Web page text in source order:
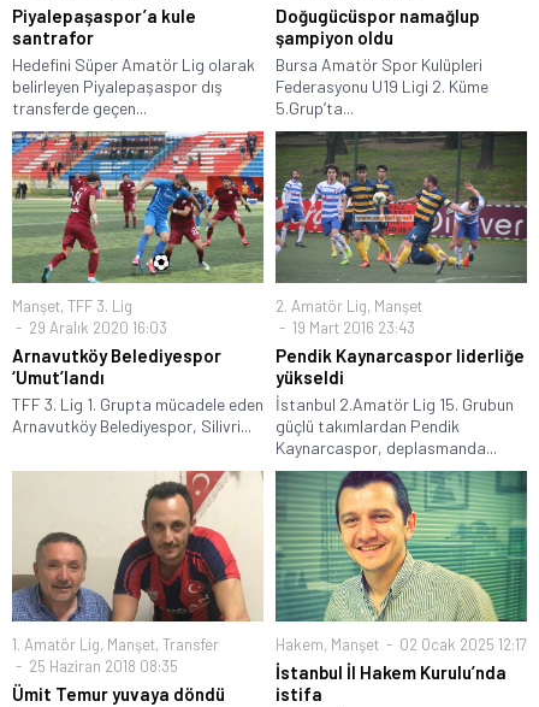
Piyalepaşaspor’a kule
santrafor
Hedefini Süper Amatör Lig olarak
belirleyen Piyalepaşaspor dış
transferde geçen...
Doğugücüspor namağlup
şampiyon oldu
Bursa Amatör Spor Kulüpleri
Federasyonu U19 Ligi 2. Küme
5.Grup’ta...
Manşet, TFF 3. Lig
29 Aralık 2020 16:03
Arnavutköy Belediyespor
‘Umut’landı
TFF 3. Lig 1. Grupta mücadele eden
Arnavutköy Belediyespor, Silivri...
2. Amatör Lig, Manşet
19 Mart 2016 23:43
Pendik Kaynarcaspor liderliğe
yükseldi
İstanbul 2.Amatör Lig 15. Grubun
güçlü takımlardan Pendik
Kaynarcaspor, deplasmanda...
1. Amatör Lig, Manşet, Transfer
25 Haziran 2018 08:35
Ümit Temur yuvaya döndü
Hakem, Manşet 02 Ocak 2025 12:17
İstanbul İl Hakem Kurulu’nda
istifa